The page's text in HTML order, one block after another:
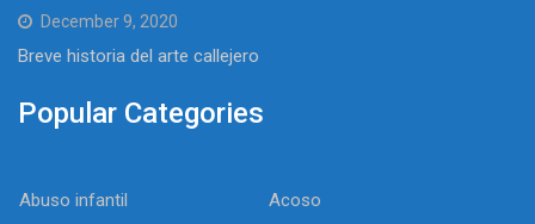
December 9, 2020
Breve historia del arte callejero
Popular Categories
Abuso infantil
Acoso